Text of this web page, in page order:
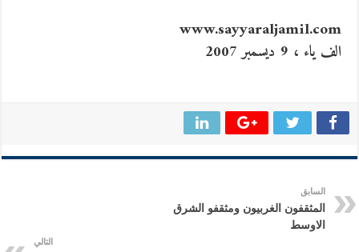
www.sayyaraljamil.com
الف ياء ، 9 ديسمبر 2007
السابق
المثقفون الغربيون ومثقفو الشرق
الاوسط
التالي